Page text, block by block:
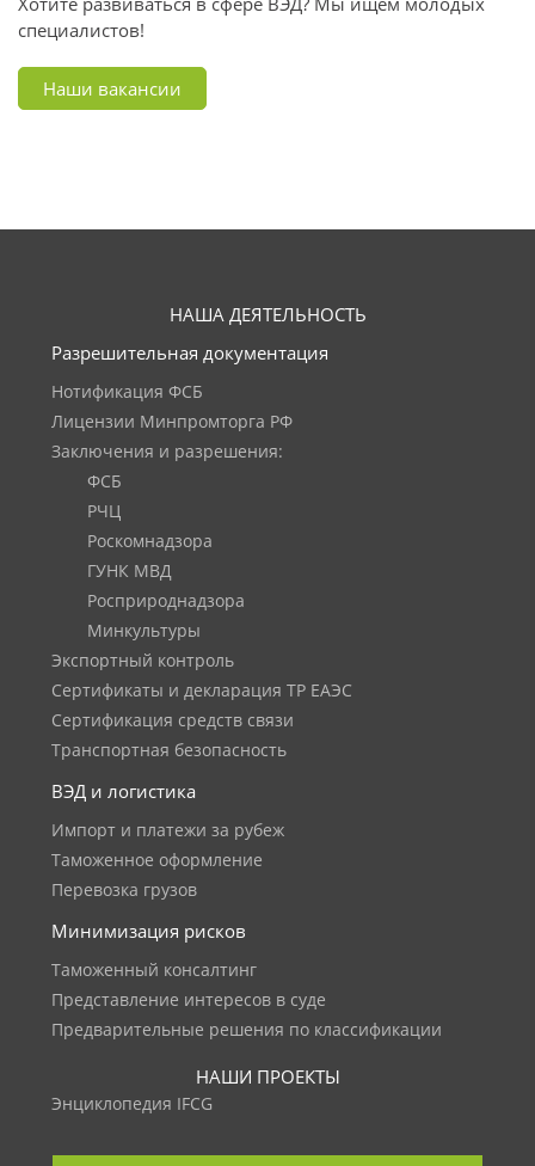
специалистов!
Наши вакансии
НАША ДЕЯТЕЛЬНОСТЬ
Разрешительная документация
Нотификация ФСБ
Лицензии Минпромторга РФ
Заключения и разрешения:
ФСБ
РЧЦ
Роскомнадзора
ГУНК МВД
Росприроднадзора
Минкультуры
Экспортный контроль
Сертификаты и декларация ТР ЕАЭС
Сертификация средств связи
Транспортная безопасность
ВЭД и логистика
Импорт и платежи за рубеж
Таможенное оформление
Перевозка грузов
Минимизация рисков
Таможенный консалтинг
Представление интересов в суде
Предварительные решения по классификации
НАШИ ПРОЕКТЫ
Энциклопедия IFCG